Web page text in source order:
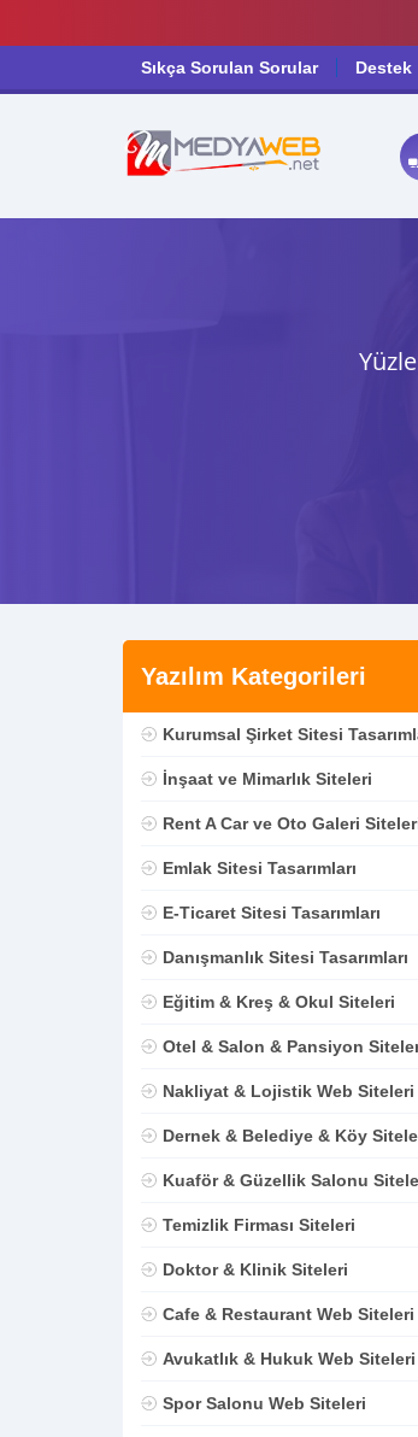
Sıkça Sorulan Sorular Destek
Yazılım Kategorileri
Kurumsal Şirket Sitesi
İnşaat ve Mimarlık Siteleri
Rent A Car ve Oto Galeri
Emlak Sitesi Tasarımları
E-Ticaret Sitesi Tasarımları
Danışmanlık Sitesi Tasarımları
Eğitim & Kreş & Okul Siteleri
Otel & Salon & Pansiyon
Nakliyat & Lojistik Web Siteleri
Dernek & Belediye & Köy
Kuaför & Güzellik Salonu
Temizlik Firması Siteleri
Doktor & Klinik Siteleri
Cafe & Restaurant Web Siteleri
Avukatlık & Hukuk Web Siteleri
Spor Salonu Web Siteleri